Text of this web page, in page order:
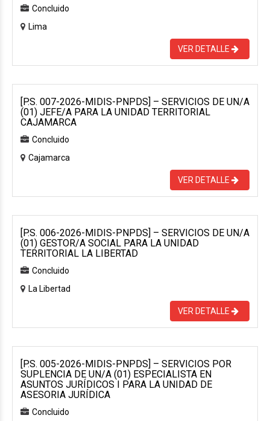
Concluido
Lima
VER DETALLE
[P.S. 007-2026-MIDIS-PNPDS] – SERVICIOS DE UN/A
(01) JEFE/A PARA LA UNIDAD TERRITORIAL
CAJAMARCA
Concluido
Cajamarca
VER DETALLE
[P.S. 006-2026-MIDIS-PNPDS] – SERVICIOS DE UN/A
(01) GESTOR/A SOCIAL PARA LA UNIDAD
TERRITORIAL LA LIBERTAD
Concluido
La Libertad
VER DETALLE
[P.S. 005-2026-MIDIS-PNPDS] – SERVICIOS POR
SUPLENCIA DE UN/A (01) ESPECIALISTA EN
ASUNTOS JURÍDICOS I PARA LA UNIDAD DE
ASESORIA JURÍDICA
Concluido